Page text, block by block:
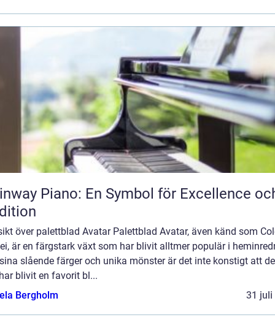
Piano: En Symbol för Excellence
över palettblad Avatar Palettblad Avatar, även känd som
är en färgstark växt som har blivit alltmer populär i
slående färger och unika mönster är det inte konstigt att
blivit en favorit bl...
Bergholm
31 juli